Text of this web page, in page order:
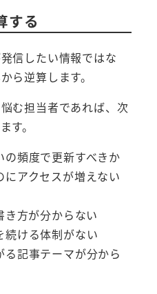
する
信したい情報ではな
ら逆算します。
む担当者であれば、次
す。
の頻度で更新すべきか
アクセスが増えない
き方が分からない
続ける体制がない
記事テーマが分から